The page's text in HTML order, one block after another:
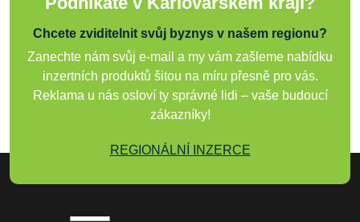
Chcete zviditelnit svůj byznys v našem regionu?
Zanechte nám svůj e-mail a my vám zašleme nabídku
inzertních produktů šitou na míru přesně pro vás.
Reklama u nás osloví ty správné lidi – vaše budoucí
zákazníky!
REGIONÁLNÍ INZERCE